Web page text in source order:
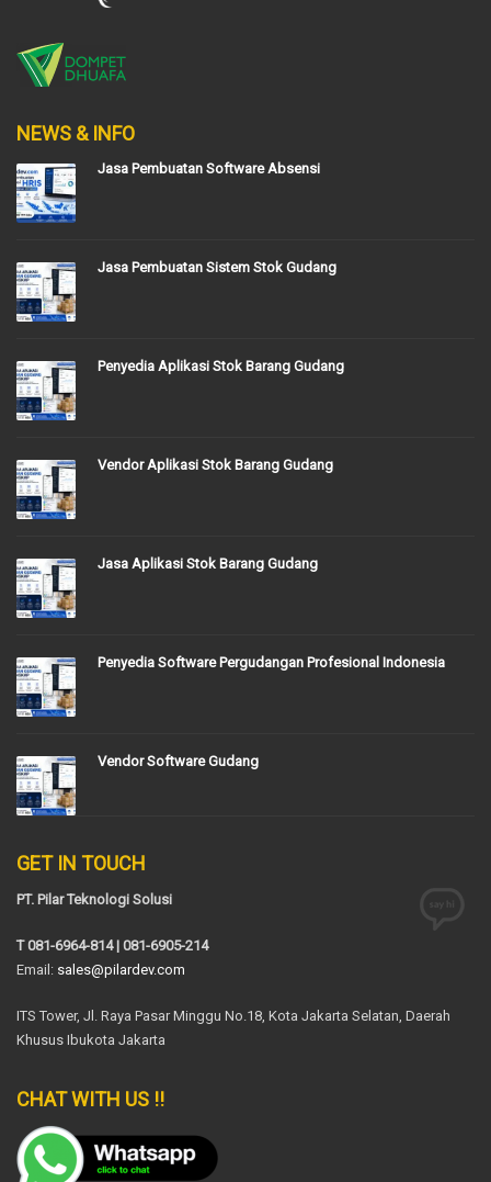
NEWS & INFO
Jasa Pembuatan Software Absensi
Jasa Pembuatan Sistem Stok Gudang
Penyedia Aplikasi Stok Barang Gudang
Vendor Aplikasi Stok Barang Gudang
Jasa Aplikasi Stok Barang Gudang
Penyedia Software Pergudangan Profesional Indonesia
Vendor Software Gudang
GET IN TOUCH
PT. Pilar Teknologi Solusi
T 081-6964-814 | 081-6905-214
Email: sales@pilardev.com
ITS Tower, Jl. Raya Pasar Minggu No.18, Kota Jakarta Selatan, Daerah
Khusus Ibukota Jakarta
CHAT WITH US !!